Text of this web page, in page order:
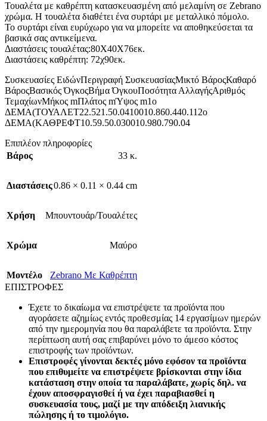
Τουαλέτα με καθρέπτη κατασκευασμένη από μελαμίνη σε Zebrano
χρώμα. Η τουαλέτα διαθέτει ένα συρτάρι με μεταλλικό πόμολο.
Το συρτάρι είναι ευρύχωρο για να μπορείτε να αποθηκεύσεται τα
βασικά σας αντικείμενα.
Διαστάσεις τουαλέτας:80X40X76εκ.
Διαστάσεις καθρέπτη: 72χ90εκ.
Συσκευασίες ΕιδώνΠεριγραφή ΣυσκευασίαςΜικτό ΒάροςΚαθαρό
ΒάροςΒασικός ΌγκοςΒήμα ΌγκουΠοσότητα ΑλλαγήςΑριθμός
ΤεμαχίωνΜήκος mΠλάτος mΎψος m1o
ΔΕΜΑ(ΤΟΥΑΛΕΤ22.521.50.0410010.860.440.112ο
ΔΕΜΑ(ΚΑΘΡΕΦΤ10.59.50.030010.980.790.04
Επιπλέον πληροφορίες
Βάρος
33 κ.
Διαστάσεις0.86 × 0.11 × 0.44 cm
Χρήση Μπουντουάρ/Τουαλέτες
Χρώμα Μαύρο
Mοντέλο
Zebrano Με Καθρέπτη
ΕΠΙΣΤΡΟΦΕΣ
Έχετε το δικαίωμα να επιστρέψετε τα προϊόντα που
αγοράσετε αζημίως εντός προθεσμίας 14 εργασίμων ημερών
από την ημερομηνία που θα παραλάβετε τα προϊόντα. Στην
περίπτωση αυτή σας επιβαρύνει μόνο το άμεσο κόστος
επιστροφής των προϊόντων.
Επιστροφές γίνονται δεκτές μόνο εφόσον τα προϊόντα
που επιθυμείτε να επιστρέψετε βρίσκονται στην ίδια
κατάσταση στην οποία τα παραλάβατε, χωρίς δηλ. να
έχουν αποσφραγισθεί ή να έχει παραβιασθεί η
συσκευασία τους, μαζί με την απόδειξη λιανικής
πώλησης ή το τιμολόγιο.